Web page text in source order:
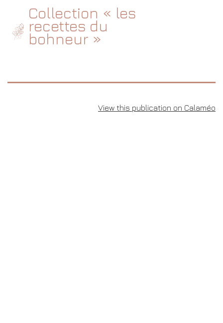
Collection « les
recettes du
bohneur »
View this publication on Calaméo